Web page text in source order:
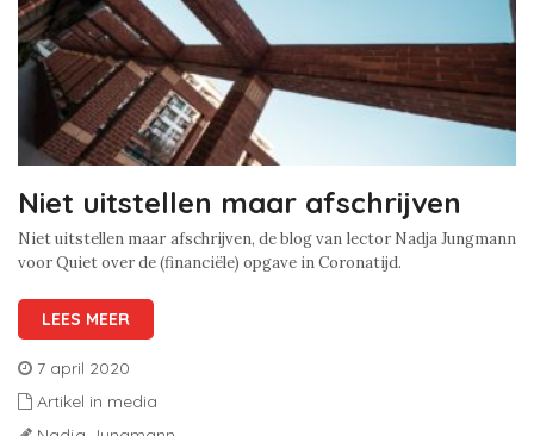
Niet uitstellen maar afschrijven
Niet uitstellen maar afschrijven, de blog van lector Nadja Jungmann
voor Quiet over de (financiële) opgave in Coronatijd.
LEES MEER
7 april 2020
Artikel in media